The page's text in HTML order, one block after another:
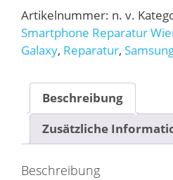
4
Reparatur
Menge
Artikelnummer: n. v.
Smartphone Reparatur
Galaxy, Reparatur,
Beschreibung
Zusätzliche
Beschreibung